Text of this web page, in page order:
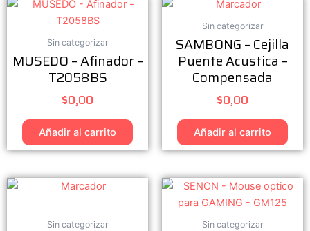
Sin categorizar
MUSEDO – Afinador –
T2058BS
$0,00
Añadir al carrito
Sin categorizar
SAMBONG – Cejilla
Puente Acustica –
Compensada
$0,00
Añadir al carrito
Sin categorizar Sin categorizar